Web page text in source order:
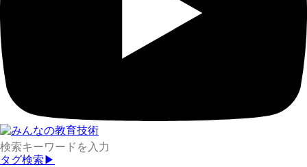
タグ検索▶